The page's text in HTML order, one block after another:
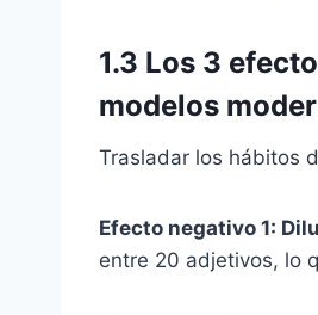
1.3 Los 3
modelos
Trasladar los hábitos
Efecto negativo 1:
entre 20 adjetivos, lo